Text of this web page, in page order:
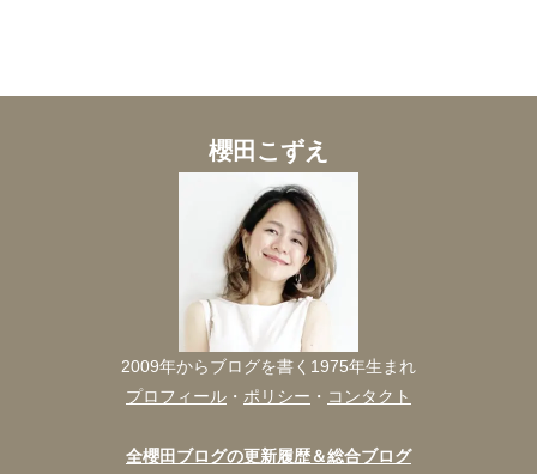
櫻田こずえ
2009年からブログを書く1975年生まれ
プロフィール ・ ポリシー ・ コンタクト
全櫻田ブログの更新履歴＆総合ブログ